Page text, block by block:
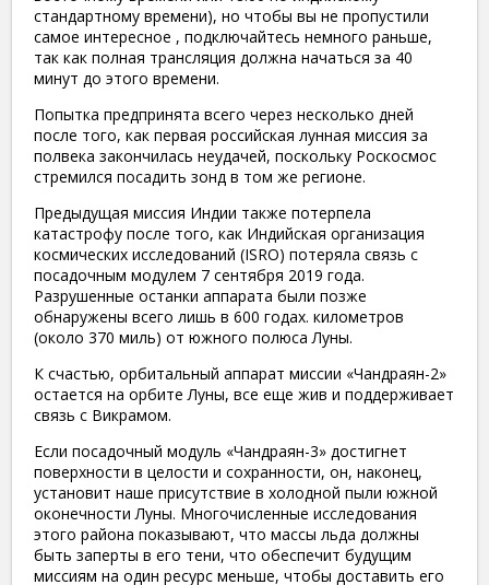
стандартному времени), но чтобы вы не пропустили
самое интересное , подключайтесь немного раньше,
так как полная трансляция должна начаться за 40
минут до этого времени.
Попытка предпринята всего через несколько дней
после того, как первая российская лунная миссия за
полвека закончилась неудачей, поскольку Роскосмос
стремился посадить зонд в том же регионе.
Предыдущая миссия Индии также потерпела
катастрофу после того, как Индийская организация
космических исследований (ISRO) потеряла связь с
посадочным модулем 7 сентября 2019 года.
Разрушенные останки аппарата были позже
обнаружены всего лишь в 600 годах. километров
(около 370 миль) от южного полюса Луны.
К счастью, орбитальный аппарат миссии «Чандраян-2»
остается на орбите Луны, все еще жив и поддерживает
связь с Викрамом.
Если посадочный модуль «Чандраян-3» достигнет
поверхности в целости и сохранности, он, наконец,
установит наше присутствие в холодной пыли южной
оконечности Луны. Многочисленные исследования
этого района показывают, что массы льда должны
быть заперты в его тени, что обеспечит будущим
миссиям на один ресурс меньше, чтобы доставить его